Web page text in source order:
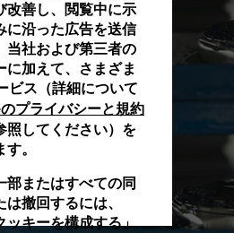
改善し、閲覧中に示
に沿った広告を送信
当社および第三者の
に加えて、さまざま
ビス（詳細について
プライバシーと規約
照してください）を
。
部またはすべての同
撤回するには、
ッキーを構成する」